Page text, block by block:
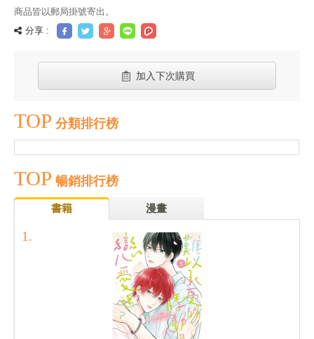
商品皆以郵局掛號寄出。
分享 :
加入下次購買
TOP 分類排行榜
TOP 暢銷排行榜
書籍 漫畫